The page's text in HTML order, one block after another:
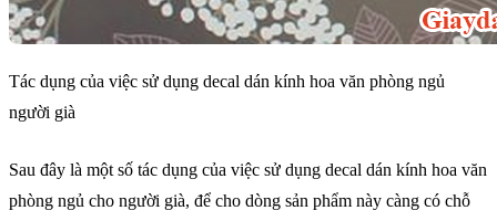
Tác dụng của việc sử dụng decal dán kính hoa văn phòng ngủ
người già
Sau đây là một số tác dụng của việc sử dụng decal dán kính hoa văn
phòng ngủ cho người già, để cho dòng sản phẩm này càng có chỗ